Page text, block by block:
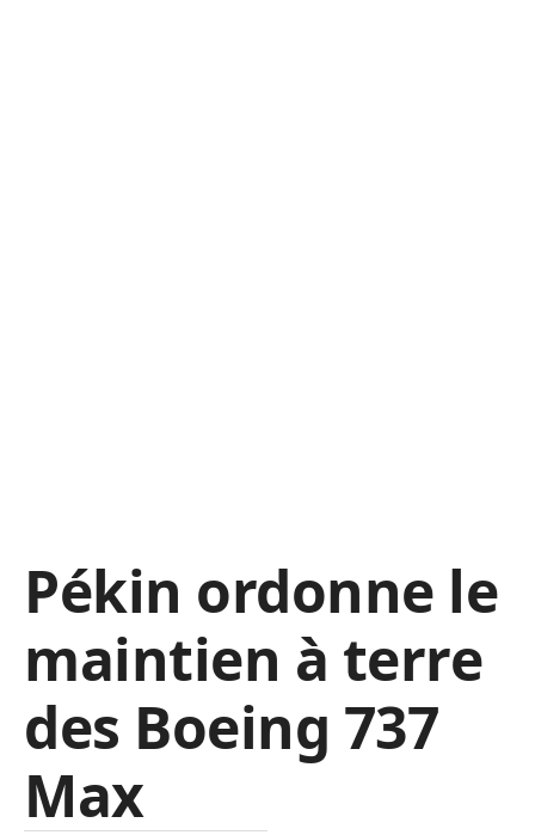
Pékin ordonne le
maintien à terre
des Boeing 737
Max